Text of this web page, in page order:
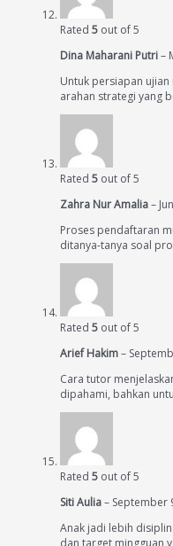
Rated 5 out of 5
Dina Maharani Putri–
Untuk persiapan ujian
arahan strategi yang
Rated 5 out of 5
Zahra Nur Amalia–
Proses pendaftaran
ditanya-tanya soal
Rated 5 out of 5
Arief Hakim–
Cara tutor
dipahami, bahkan
Rated 5 out of 5
Siti Aulia– September
Anak jadi lebih
dan target mingguan